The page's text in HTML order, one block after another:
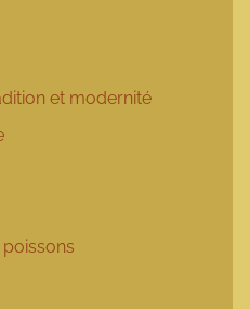
et modernité